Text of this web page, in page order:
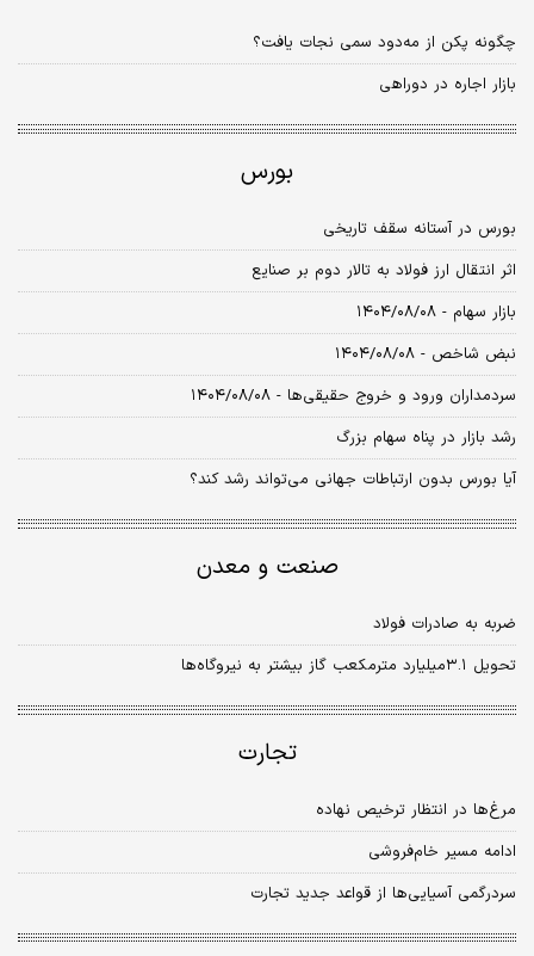
چگونه پکن از مه‌دود سمی نجات یافت؟
بازار اجاره در دوراهی
بورس
بورس در آستانه سقف تاریخی
اثر انتقال ارز فولاد به تالار دوم بر صنایع
بازار سهام - ۱۴۰۴/۰۸/۰۸
نبض شاخص - ۱۴۰۴/۰۸/۰۸
سردمداران ورود و خروج حقیقی‌ها - ۱۴۰۴/۰۸/۰۸
رشد بازار در پناه سهام بزرگ
آیا بورس بدون ارتباطات جهانی می‌تواند رشد کند؟
صنعت و معدن
ضربه به صادرات فولاد
تحویل ۳.۱‌میلیارد مترمکعب گاز بیشتر به نیروگاه‌ها
تجارت
مرغ‌ها در انتظار ترخیص نهاده
ادامه مسیر خام‌فروشی
سردرگمی آسیایی‌ها از قواعد جدید تجارت